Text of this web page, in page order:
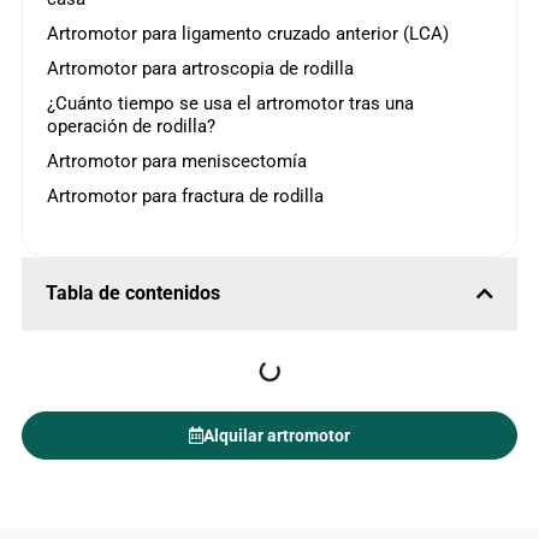
Tabla de contenidos
Alquilar artromotor
Artromotor para ligamento cruzado anterior (LCA)
Artromotor para artroscopia de rodilla
¿Cuánto tiempo se usa el artromotor tras una
operación de rodilla?
Artromotor para meniscectomía
Artromotor para fractura de rodilla